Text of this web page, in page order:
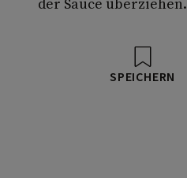
SPEICHERN